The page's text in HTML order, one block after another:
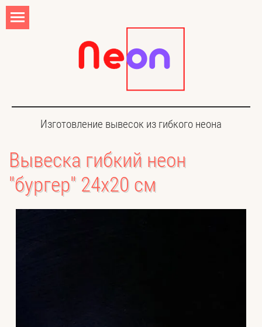
Изготовление вывесок из гибкого неона
Вывеска гибкий неон
"бургер" 24х20 см